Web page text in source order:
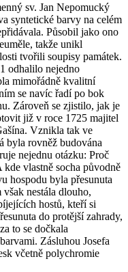
sv. Jan Nepomucký
syntetické barvy na celém
Působil jako ono
takže unikl
tvořili soupisy památek.
odhalilo nejedno
mimořádně kvalitní
se navíc řadí po bok
Zároveň se zjistilo, jak je
již v roce 1725 majitel
Vznikla tak ve
byla rovněž budována
nejednu otázku: Proč
vlastně socha původně
hospodu byla přesunuta
nestála dlouho,
hostů, kteří si
do protější zahrady,
to se dočkala
Zásluhou Josefa
včetně polychromie